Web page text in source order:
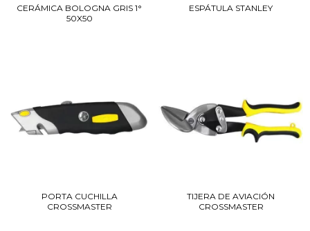
CERÁMICA BOLOGNA GRIS 1°
50X50
ESPÁTULA STANLEY
PORTA CUCHILLA
CROSSMASTER
TIJERA DE AVIACIÓN
CROSSMASTER